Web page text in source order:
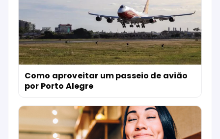
Como aproveitar um passeio de avião
por Porto Alegre